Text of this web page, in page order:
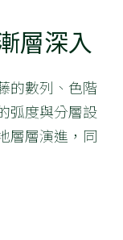
層深入
的數列、色階
弧度與分層設
層層演進，同